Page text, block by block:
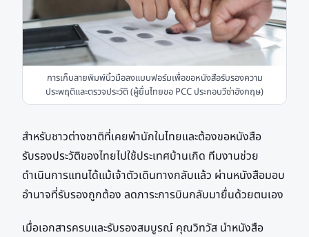
การเก็บลายพิมพ์นิ้วมือลงแบบฟอร์มเพื่อขอหนังสือรับรองความ
ประพฤติและตรวจประวัติ (ผู้ยื่นไทยขอ PCC ประกอบวีซ่าอังกฤษ)
สำหรับชาวต่างชาติที่เคยพำนักในไทยและต้องขอหนังสือ
รับรองประวัติของไทยไปใช้ประเทศบ้านเกิด ทีมงานช่วย
ดำเนินการแทนได้แม้เจ้าตัวเดินทางกลับแล้ว ผ่านหนังสือมอบ
อำนาจที่รับรองถูกต้อง ลดภาระการบินกลับมายื่นด้วยตนเอง
เมื่อเอกสารครบและรับรองสมบูรณ์ คุณวิทวัส นำหนังสือ